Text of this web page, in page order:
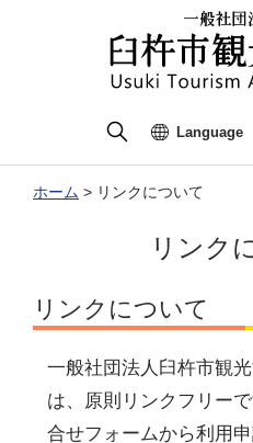
Language
ホーム > リンクについて
リンク
リンクについて
一般社団法人臼杵市観
は、原則リンクフリー
合せフォームから利用